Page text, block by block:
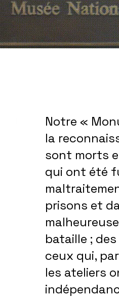
Notre «
la
sont morts
qui ont été
prisons et
bataille ;
ceux qui,
les ateliers